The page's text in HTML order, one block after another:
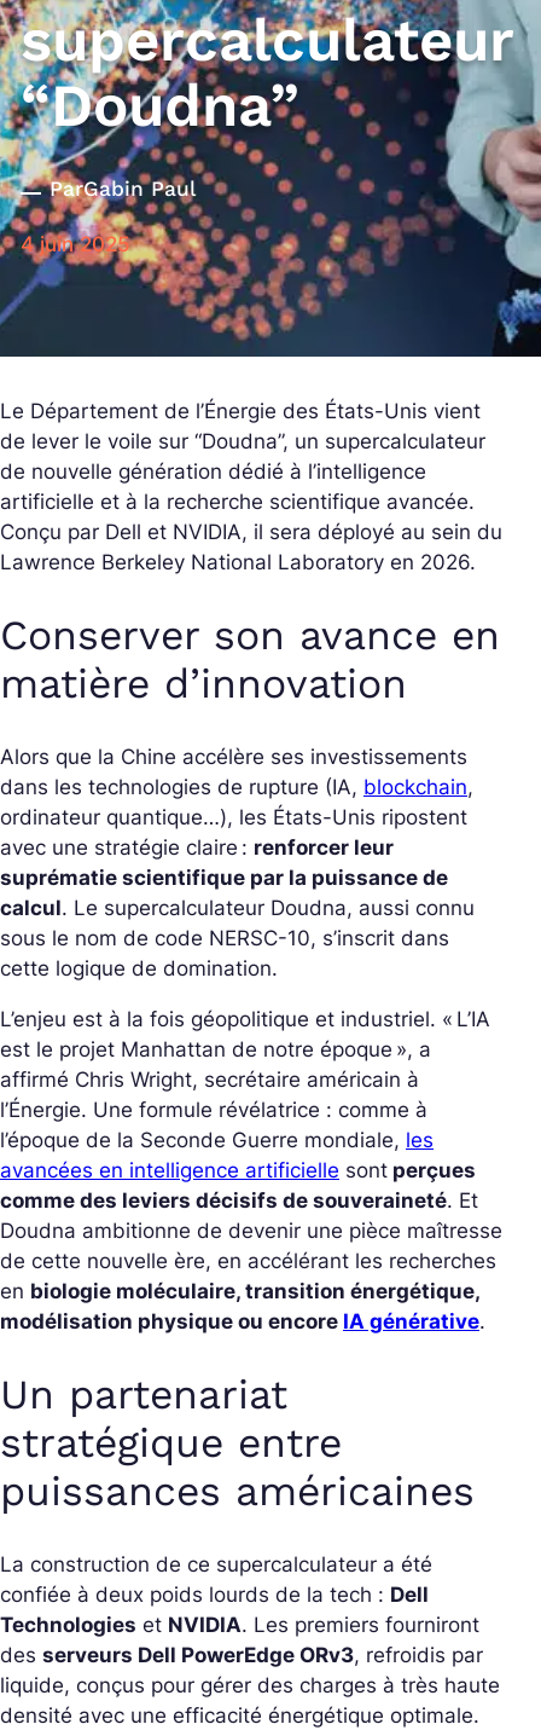
supercalculateur
“Doudna”
ParGabin Paul
4 juin 2025
Le Département de l’Énergie des États-Unis vient
de lever le voile sur “Doudna”, un supercalculateur
de nouvelle génération dédié à l’intelligence
artificielle et à la recherche scientifique avancée.
Conçu par Dell et NVIDIA, il sera déployé au sein du
Lawrence Berkeley National Laboratory en 2026.
Conserver son avance en
matière d’innovation
Alors que la Chine accélère ses investissements
dans les technologies de rupture (IA, blockchain,
ordinateur quantique…), les États-Unis ripostent
avec une stratégie claire : renforcer leur
suprématie scientifique par la puissance de
calcul. Le supercalculateur Doudna, aussi connu
sous le nom de code NERSC-10, s’inscrit dans
cette logique de domination.
L’enjeu est à la fois géopolitique et industriel. « L’IA
est le projet Manhattan de notre époque », a
affirmé Chris Wright, secrétaire américain à
l’Énergie. Une formule révélatrice : comme à
l’époque de la Seconde Guerre mondiale, les
avancées en intelligence artificielle sont perçues
comme des leviers décisifs de souveraineté. Et
Doudna ambitionne de devenir une pièce maîtresse
de cette nouvelle ère, en accélérant les recherches
en biologie moléculaire, transition énergétique,
modélisation physique ou encore IA générative.
Un partenariat
stratégique entre
puissances américaines
La construction de ce supercalculateur a été
confiée à deux poids lourds de la tech : Dell
Technologies et NVIDIA. Les premiers fourniront
des serveurs Dell PowerEdge ORv3, refroidis par
liquide, conçus pour gérer des charges à très haute
densité avec une efficacité énergétique optimale.